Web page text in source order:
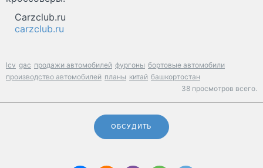
Carzclub.ru
carzclub.ru
lcv gac продажи автомобилей фургоны бортовые автомобили
производство автомобилей планы китай башкортостан
38 просмотров всего.
ОБСУДИТЬ